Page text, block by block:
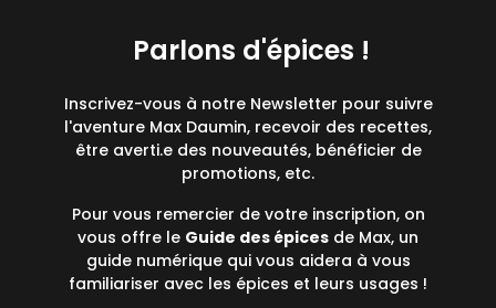
Parlons d'épices !
Inscrivez-vous à notre Newsletter pour suivre
l'aventure Max Daumin, recevoir des recettes,
être averti.e des nouveautés, bénéficier de
promotions, etc.
Pour vous remercier de votre inscription, on
vous offre le Guide des épices de Max, un
guide numérique qui vous aidera à vous
familiariser avec les épices et leurs usages !